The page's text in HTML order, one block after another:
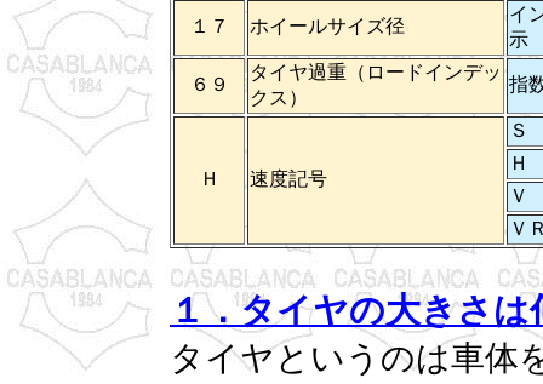
１７ ホイールサイズ径
イ
示
６９
タイヤ過重（ロードインデッ
クス）
指
Ｈ 速度記号
Ｓ
Ｈ
Ｖ
Ｖ
１．タイヤの大きさ
タイヤというのは車体